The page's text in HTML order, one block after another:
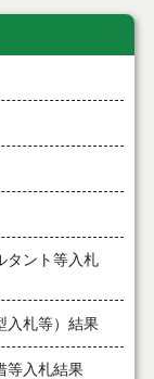
ント等入札
札等）結果
等入札結果